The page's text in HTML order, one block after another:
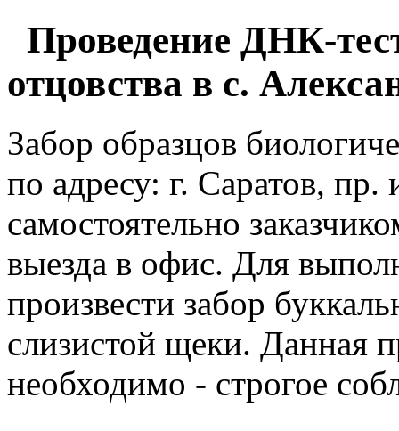
Проведение ДНК-
отцовства в с.
Забор образцов
по адресу: г. Саратов,
самостоятельно
выезда в офис. Для
произвести забор
слизистой щеки. Данная
необходимо - строгое